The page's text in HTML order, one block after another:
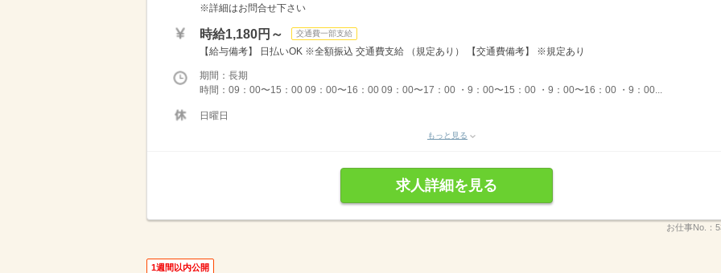
※詳細はお問合せ下さい
時給1,180円～ 交通費一部支給
【給与備考】 日払いOK ※全額振込 交通費支給 （規定あり） 【交通費備考】 ※規定あり
期間：長期
時間：09：00〜15：00 09：00〜16：00 09：00〜17：00 ・9：00〜15：00 ・9：00〜16：00 ・9：00...
日曜日
もっと見る
求人詳細を見る
お仕事No.：
1週間以内公開